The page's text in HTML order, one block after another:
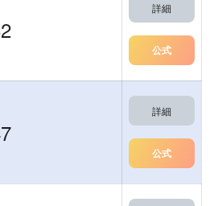
詳細
公式
詳細
公式